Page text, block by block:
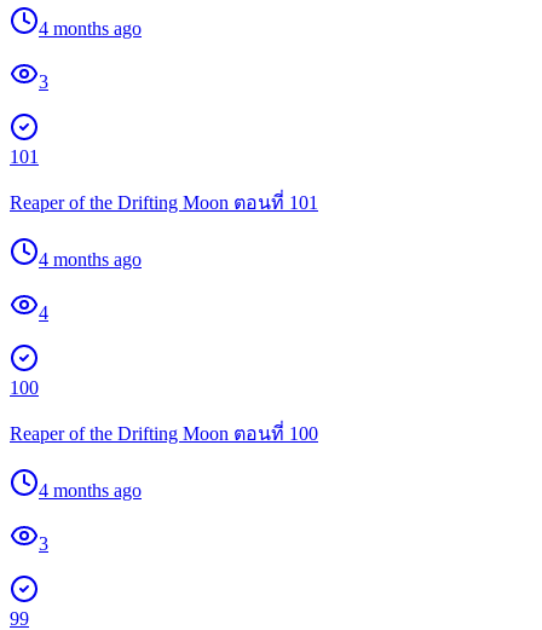
4 months ago
3
101
Reaper of the Drifting Moon ตอนที่ 101
4 months ago
4
100
Reaper of the Drifting Moon ตอนที่ 100
4 months ago
3
99